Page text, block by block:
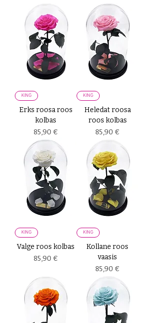
KING
Erks roosa roos
kolbas
Price
85,90 €
KING
Heledat roosa
roos kolbas
Price
85,90 €
KING
Valge roos kolbas
Price
85,90 €
KING
Kollane roos
vaasis
Price
85,90 €